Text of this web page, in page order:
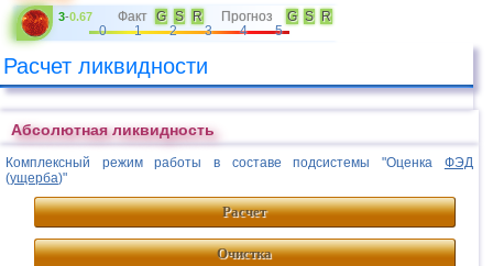
3-0.67 Факт G S R Прогноз G S
R
0
1 2 3 4 5
Расчет ликвидности
Абсолютная ликвидность
Комплексный режим работы в составе подсистемы "Оценка ФЭД
(ущерба)"
Расчет
Очистка